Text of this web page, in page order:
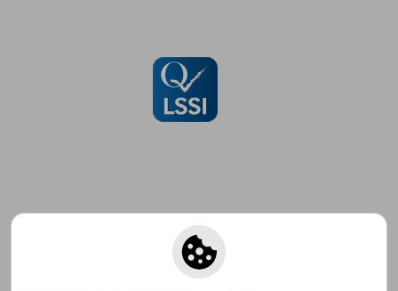
Suscríbete para recibir ofertas y
promociones